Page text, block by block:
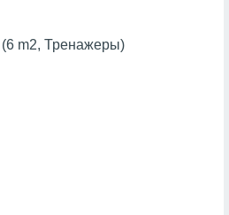
(6 m2, Тренажеры)